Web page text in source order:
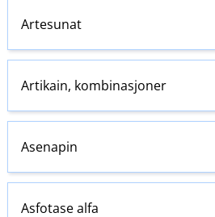
Artesunat
Artikain, kombinasjoner
Asenapin
Asfotase alfa